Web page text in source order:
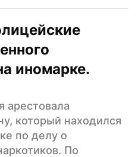
иномарке.
арестовала
который находился
по делу о
По